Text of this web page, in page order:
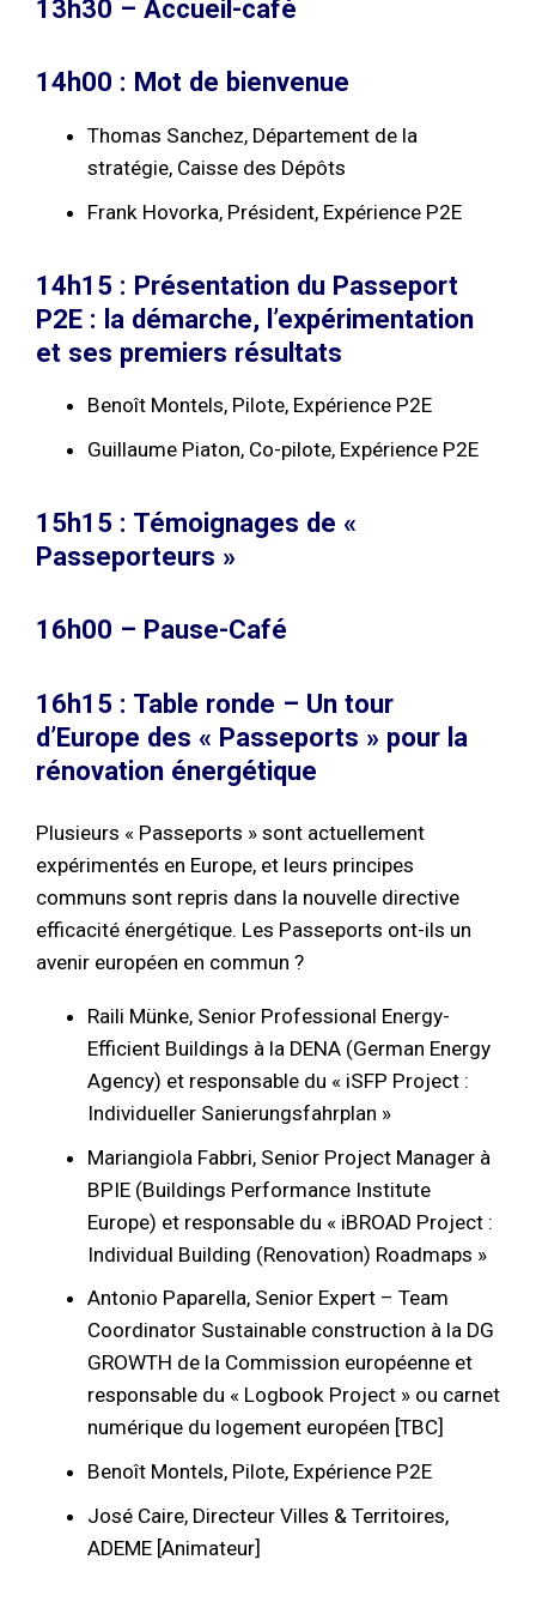
13h30 – Accueil-café
14h00 : Mot de bienvenue
Thomas Sanchez, Département de la
stratégie, Caisse des Dépôts
Frank Hovorka, Président, Expérience P2E
14h15 : Présentation du Passeport
P2E : la démarche, l’expérimentation
et ses premiers résultats
Benoît Montels, Pilote, Expérience P2E
Guillaume Piaton, Co-pilote, Expérience P2E
15h15 : Témoignages de «
Passeporteurs »
16h00 – Pause-Café
16h15 : Table ronde – Un tour
d’Europe des « Passeports » pour la
rénovation énergétique
Plusieurs « Passeports » sont actuellement
expérimentés en Europe, et leurs principes
communs sont repris dans la nouvelle directive
efficacité énergétique. Les Passeports ont-ils un
avenir européen en commun ?
Raili Münke, Senior Professional Energy-
Efficient Buildings à la DENA (German Energy
Agency) et responsable du « iSFP Project :
Individueller Sanierungsfahrplan »
Mariangiola Fabbri, Senior Project Manager à
BPIE (Buildings Performance Institute
Europe) et responsable du « iBROAD Project :
Individual Building (Renovation) Roadmaps »
Antonio Paparella, Senior Expert – Team
Coordinator Sustainable construction à la DG
GROWTH de la Commission européenne et
responsable du « Logbook Project » ou carnet
numérique du logement européen [TBC]
Benoît Montels, Pilote, Expérience P2E
José Caire, Directeur Villes & Territoires,
ADEME [Animateur]